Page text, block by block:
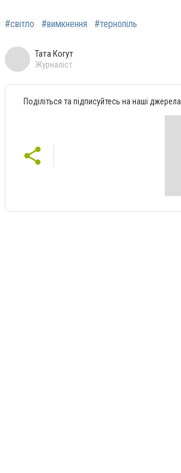
#світло #вимкнення #тернопіль
Тата Когут
Журналіст
Поділіться та підписуйтесь на наші джерела